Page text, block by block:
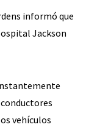
informó que
Jackson
vehículos